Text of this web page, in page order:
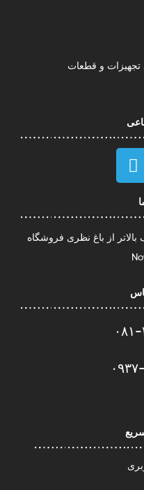
تجهیزات و قطعات
از باغ نظری فروشگاه